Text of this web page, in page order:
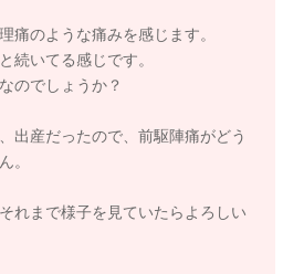
痛のような痛みを感じます。
続いてる感じです。
のでしょうか？
出産だったので、前駆陣痛がどう
。
れまで様子を見ていたらよろしい